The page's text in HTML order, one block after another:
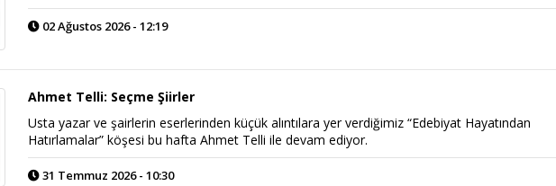
02 Ağustos 2026 - 12:19
Ahmet Telli: Seçme Şiirler
Usta yazar ve şairlerin eserlerinden küçük alıntılara yer verdiğimiz “Edebiyat Hayatından
Hatırlamalar” köşesi bu hafta Ahmet Telli ile devam ediyor.
31 Temmuz 2026 - 10:30